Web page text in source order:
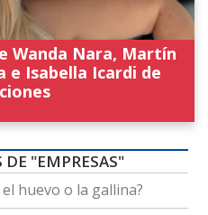
Wanda Nara, Martín
e Isabella Icardi de
"EMPRESAS"
huevo o la gallina?